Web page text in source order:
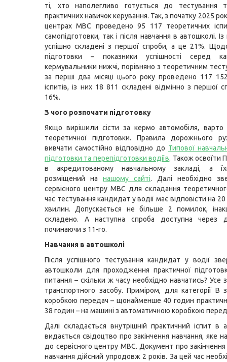
ті, хто наполегливо готується до тестування
практичних навичок керування. Так, з початку 2025
центрах МВС проведено 95 117 теоретичних
самопідготовки, так і після навчання в автошколі.
успішно складені з першої спроби, а це 21%.
підготовки – показники успішності серед
кермувальники нижчі, порівняно з теоретичним
за перші два місяці цього року проведено 117
іспитів, із них 18 811 складені відмінно з першої
16%.
З чого розпочати підготовку
Якщо вирішили сісти за кермо автомобіля, варто
теоретичної підготовки. Правила дорожнього
вивчати самостійно відповідно до Типової
підготовки та перепідготовки водіїв. Також
в акредитованому навчальному закладі, а
розміщений на нашому сайті. Далі необхідно
сервісного центру МВС для складання
час тестування кандидат у водії має відповісти на
хвилин. Допускається не більше 2 помилок,
складено. А наступна спроба доступна через
починаючи з 11-го.
Навчання в автошколі
Після успішного тестування кандидат у водії
автошколи для проходження практичної
питання – скільки ж часу необхідно навчатись? Усе
транспортного засобу. Приміром, для категорії В
коробкою передач – щонайменше 40 годин
38 годин – на машині з автоматичною коробкою
Далі складається внутрішній практичний іспит в
видається свідоцтво про закінчення навчання, яке
до сервісного центру МВС. Документ про закінчення
навчання дійсний упродовж 2 років. За цей час